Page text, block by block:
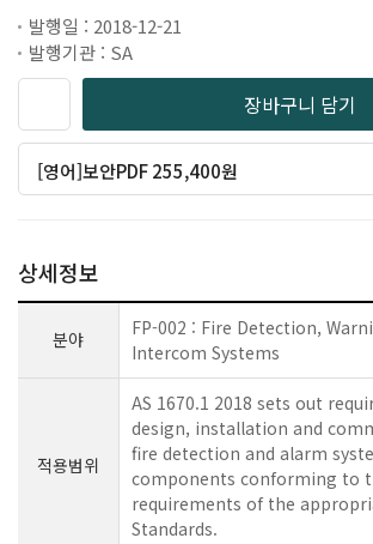
발행일 : 2018-12-21
발행기관 : SA
장바구니 담기
[영어]보안PDF 255,400원
상세정보
분야
FP-002 : Fire Detection,
Intercom Systems
적용범위
AS 1670.1 2018 sets out
design, installation and
fire detection and alarm
components conforming to
requirements of the
Standards.